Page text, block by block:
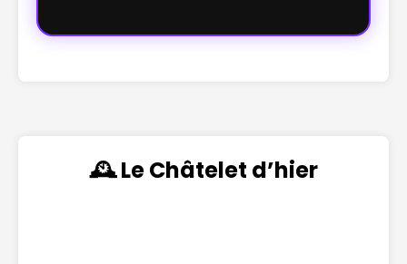
🕰️ Le Châtelet d’hier